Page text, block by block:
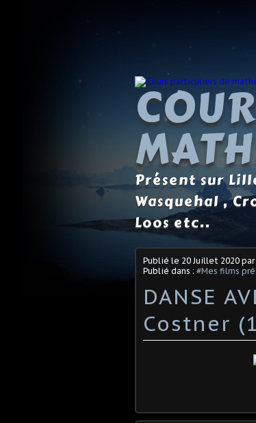
Présent sur
Wasquehal ,
Loos etc..
Publié le 20 Juillet 2020
Publié dans : #Mes films
DANSE
Costner